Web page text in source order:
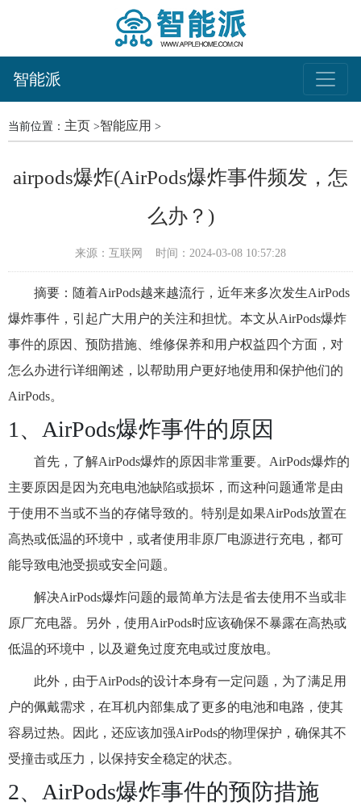
智能派
当前位置： 主页 >智能应用 >
airpods爆炸(AirPods爆炸事件频发，怎
么办？)
来源：互联网 时间：2024-03-08 10:57:28
摘要：随着AirPods越来越流行，近年来多次发生AirPods
爆炸事件，引起广大用户的关注和担忧。本文从AirPods爆炸
事件的原因、预防措施、维修保养和用户权益四个方面，对
怎么办进行详细阐述，以帮助用户更好地使用和保护他们的
AirPods。
1、AirPods爆炸事件的原因
首先，了解AirPods爆炸的原因非常重要。AirPods爆炸的
主要原因是因为充电电池缺陷或损坏，而这种问题通常是由
于使用不当或不当的存储导致的。特别是如果AirPods放置在
高热或低温的环境中，或者使用非原厂电源进行充电，都可
能导致电池受损或安全问题。
解决AirPods爆炸问题的最简单方法是省去使用不当或非
原厂充电器。另外，使用AirPods时应该确保不暴露在高热或
低温的环境中，以及避免过度充电或过度放电。
此外，由于AirPods的设计本身有一定问题，为了满足用
户的佩戴需求，在耳机内部集成了更多的电池和电路，使其
容易过热。因此，还应该加强AirPods的物理保护，确保其不
受撞击或压力，以保持安全稳定的状态。
2、AirPods爆炸事件的预防措施